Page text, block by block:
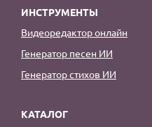
ИНСТРУМЕНТЫ
Видеоредактор онлайн
Генератор песен ИИ
Генератор стихов ИИ
КАТАЛОГ